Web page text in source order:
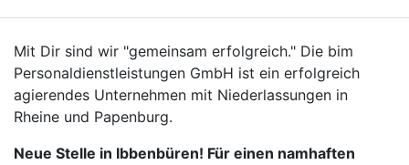
Mit Dir sind wir "gemeinsam erfolgreich." Die bim
Personaldienstleistungen GmbH ist ein erfolgreich
agierendes Unternehmen mit Niederlassungen in
Rheine und Papenburg.
Neue Stelle in Ibbenbüren! Für einen namhaften